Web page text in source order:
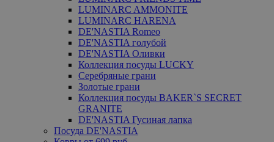
LUMINARC AMMONITE
LUMINARC HARENA
DE'NASTIA Romeo
DE'NASTIA голубой
DE'NASTIA Оливки
Коллекция посуды LUCKY
Серебряные грани
Золотые грани
Коллекция посуды BAKER`S SECRET
GRANITE
DE'NASTIA Гусиная лапка
Посуда DE'NASTIA